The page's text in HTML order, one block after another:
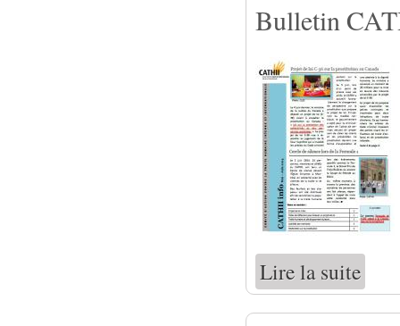
Bulletin
Lire la suite